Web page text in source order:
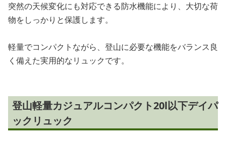
突然の天候変化にも対応できる防水機能により、大切な荷
物をしっかりと保護します。
軽量でコンパクトながら、登山に必要な機能をバランス良
く備えた実用的なリュックです。
登山軽量カジュアルコンパクト20l以下デイパ
ックリュック